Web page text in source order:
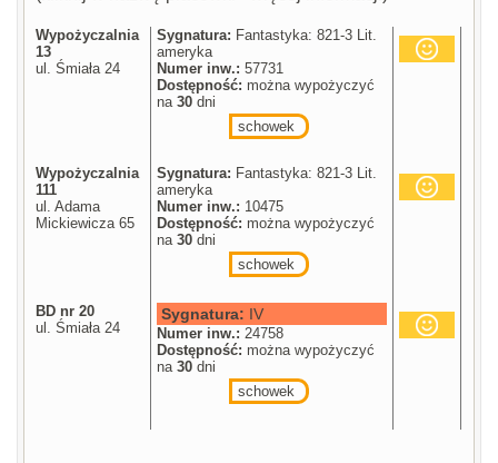
Wypożyczalnia
13
ul. Śmiała 24
Sygnatura: Fantastyka: 821-3 Lit.
ameryka
Numer inw.: 57731
Dostępność: można wypożyczyć
na30 dni
schowek
Wypożyczalnia
111
ul. Adama
Mickiewicza 65
Sygnatura: Fantastyka: 821-3 Lit.
ameryka
Numer inw.: 10475
Dostępność: można wypożyczyć
na30 dni
schowek
BD nr 20
ul. Śmiała 24
Sygnatura: IV
Numer inw.: 24758
Dostępność: można wypożyczyć
na30 dni
schowek